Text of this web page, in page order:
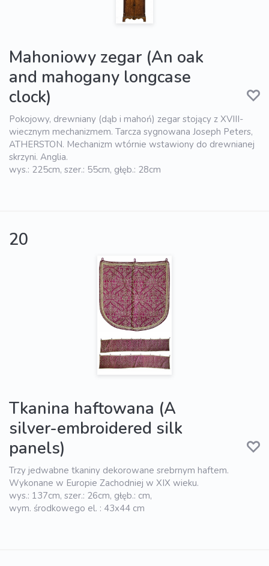
Mahoniowy zegar (An oak
and mahogany longcase
clock)
Pokojowy, drewniany (dąb i mahoń) zegar stojący z XVIII-
wiecznym mechanizmem. Tarcza sygnowana Joseph Peters,
ATHERSTON. Mechanizm wtórnie wstawiony do drewnianej
skrzyni. Anglia.
wys.: 225cm, szer.: 55cm, głęb.: 28cm
20
Tkanina haftowana (A
silver-embroidered silk
panels)
Trzy jedwabne tkaniny dekorowane srebrnym haftem.
Wykonane w Europie Zachodniej w XIX wieku.
wys.: 137cm, szer.: 26cm, głęb.: cm,
wym. środkowego el. : 43x44 cm